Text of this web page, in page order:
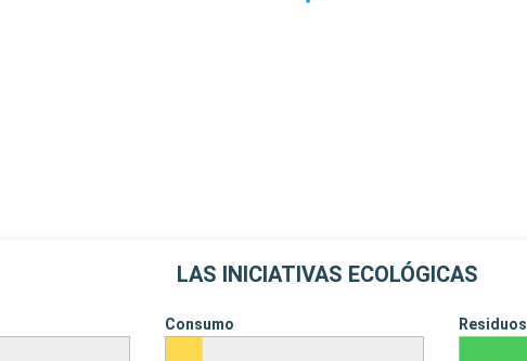
LAS INICIATIVAS ECOLÓGICAS
Consumo Residuos